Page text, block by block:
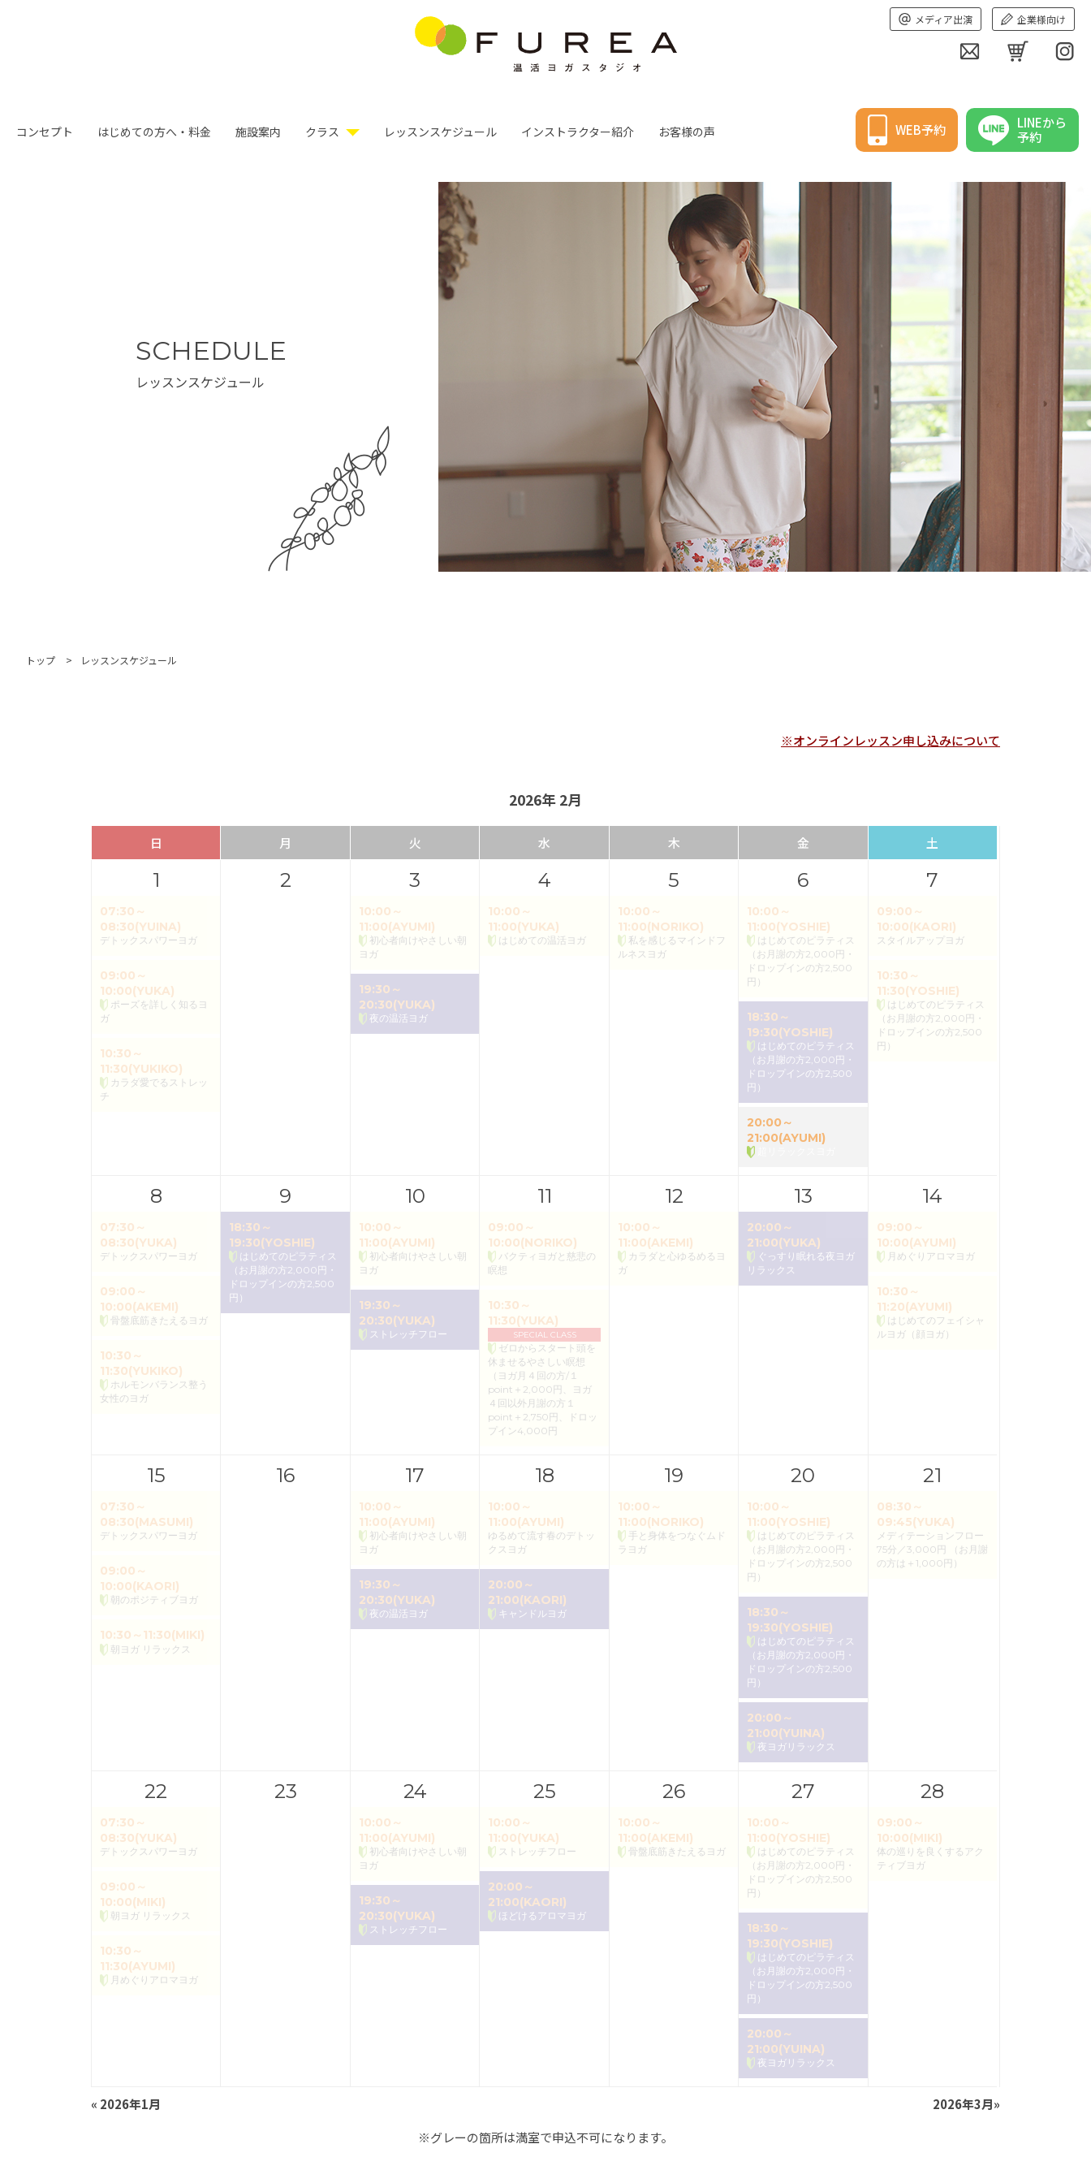
メディア出演 企業様向け
コンセプト はじめての方へ・料金 施設案内 クラス レッスンスケジュール インストラクター紹介 お客様の声 WEB予約
LINEから
予約
SCHEDULE
レッスンスケジュール
トップ レッスンスケジュール
※オンラインレッスン申し込みについて
2026年 2月
日 月 火 水 木 金 土
1
07:30～
08:30(YUINA)
デトックスパワーヨガ
09:00～
10:00(YUKA)
ポーズを詳しく知るヨ
ガ
10:30～
11:30(YUKIKO)
カラダ愛でるストレッ
チ
2 3
10:00～
11:00(AYUMI)
初心者向けやさしい朝
ヨガ
19:30～
20:30(YUKA)
夜の温活ヨガ
4
10:00～
11:00(YUKA)
はじめての温活ヨガ
5
10:00～
11:00(NORIKO)
私を感じるマインドフ
ルネスヨガ
6
10:00～
11:00(YOSHIE)
はじめてのピラティス
（お月謝の方2,000円・
ドロップインの方2,500
円）
18:30～
19:30(YOSHIE)
はじめてのピラティス
（お月謝の方2,000円・
ドロップインの方2,500
円）
20:00～
21:00(AYUMI)
7
09:00～
10:00(KAORI)
スタイルアップヨガ
10:30～
11:30(YOSHIE)
はじめてのピラティス
（お月謝の方2,000円・
ドロップインの方2,500
円）
8
07:30～
08:30(YUKA)
デトックスパワーヨガ
09:00～
10:00(AKEMI)
骨盤底筋きたえるヨガ
10:30～
11:30(YUKIKO)
ホルモンバランス整う
女性のヨガ
9
18:30～
19:30(YOSHIE)
はじめてのピラティス
（お月謝の方2,000円・
ドロップインの方2,500
円）
10
10:00～
11:00(AYUMI)
初心者向けやさしい朝
ヨガ
19:30～
20:30(YUKA)
ストレッチフロー
11
09:00～
10:00(NORIKO)
バクティヨガと慈悲の
瞑想
10:30～
11:30(YUKA)
SPECIAL CLASS
ゼロからスタート頭を
休ませるやさしい瞑想
（ヨガ月４回の方/１
point＋2,000円、ヨガ
４回以外月謝の方１
point＋2,750円、ドロッ
プイン4,000円
12
10:00～
11:00(AKEMI)
カラダと心ゆるめるヨ
ガ
13
20:00～
21:00(YUKA)
ぐっすり眠れる夜ヨガ
リラックス
14
09:00～
10:00(AYUMI)
月めぐりアロマヨガ
10:30～
11:20(AYUMI)
はじめてのフェイシャ
ルヨガ（顔ヨガ）
15
07:30～
08:30(MASUMI)
デトックスパワーヨガ
09:00～
10:00(KAORI)
朝のポジティブヨガ
10:30～11:30(MIKI)
朝ヨガ リラックス
16 17
10:00～
11:00(AYUMI)
初心者向けやさしい朝
ヨガ
19:30～
20:30(YUKA)
夜の温活ヨガ
18
10:00～
11:00(AYUMI)
ゆるめて流す春のデトッ
クスヨガ
20:00～
21:00(KAORI)
キャンドルヨガ
19
10:00～
11:00(NORIKO)
手と身体をつなぐムド
ラヨガ
20
10:00～
11:00(YOSHIE)
はじめてのピラティス
（お月謝の方2,000円・
ドロップインの方2,500
円）
18:30～
19:30(YOSHIE)
はじめてのピラティス
（お月謝の方2,000円・
ドロップインの方2,500
円）
20:00～
21:00(YUINA)
夜ヨガリラックス
21
08:30～
09:45(YUKA)
メディテーションフロー
75分／3,000円 （お月謝
の方は＋1,000円）
22
07:30～
08:30(YUKA)
デトックスパワーヨガ
09:00～
10:00(MIKI)
朝ヨガ リラックス
10:30～
11:30(AYUMI)
月めぐりアロマヨガ
23 24
10:00～
11:00(AYUMI)
初心者向けやさしい朝
ヨガ
19:30～
20:30(YUKA)
ストレッチフロー
25
10:00～
11:00(YUKA)
ストレッチフロー
20:00～
21:00(KAORI)
ほどけるアロマヨガ
26
10:00～
11:00(AKEMI)
骨盤底筋きたえるヨガ
27
10:00～
11:00(YOSHIE)
はじめてのピラティス
（お月謝の方2,000円・
ドロップインの方2,500
円）
18:30～
19:30(YOSHIE)
はじめてのピラティス
（お月謝の方2,000円・
ドロップインの方2,500
円）
20:00～
21:00(YUINA)
夜ヨガリラックス
28
09:00～
10:00(MIKI)
体の巡りを良くするアク
ティブヨガ
« 2026年1月 2026年3月»
※グレーの箇所は満室で申込不可になります。